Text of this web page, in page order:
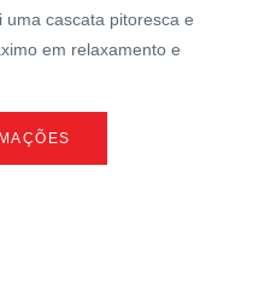
cascata pitoresca e
em relaxamento e